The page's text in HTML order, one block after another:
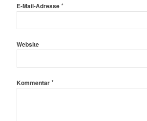
E-Mail-Adresse*
Website
Kommentar*